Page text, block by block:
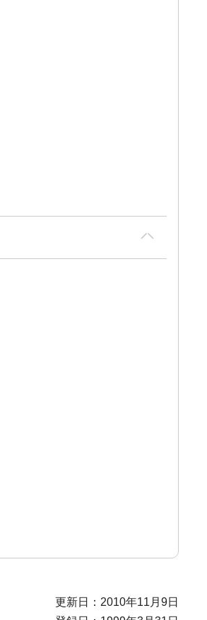
更新日：2010年11月9日